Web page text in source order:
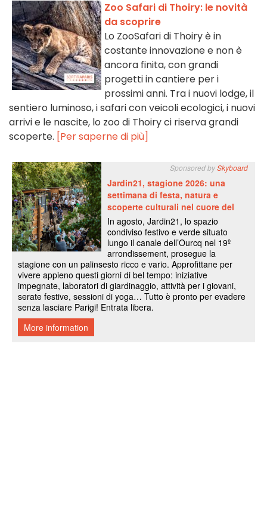
Zoo Safari di Thoiry: le novità
da scoprire
Lo ZooSafari di Thoiry è in
costante innovazione e non è
ancora finita, con grandi
progetti in cantiere per i
prossimi anni. Tra i nuovi lodge, il
sentiero luminoso, i safari con veicoli ecologici, i nuovi
arrivi e le nascite, lo zoo di Thoiry ci riserva grandi
scoperte. [Per saperne di più]